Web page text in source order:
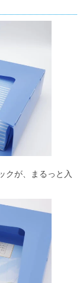
クが、まるっと入